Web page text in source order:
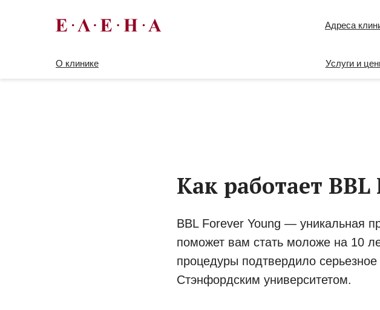
Адреса
Услуги и
О клинике
Как работает BBL
BBL Forever Young — уникальная
поможет вам стать моложе на 10
процедуры подтвердило
Стэнфордским университетом.